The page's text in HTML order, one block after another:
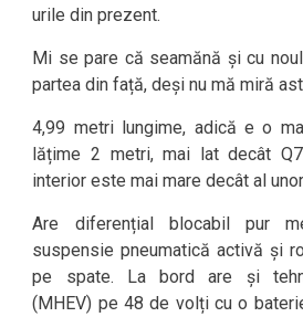
urile din prezent.
Mi se pare că seamănă și cu
partea din față, deși nu mă miră
4,99 metri lungime, adică e o
lățime 2 metri, mai lat decât
interior este mai mare decât al
Are diferențial blocabil pur
suspensie pneumatică activă și
pe spate. La bord are și
(MHEV) pe 48 de volți cu o